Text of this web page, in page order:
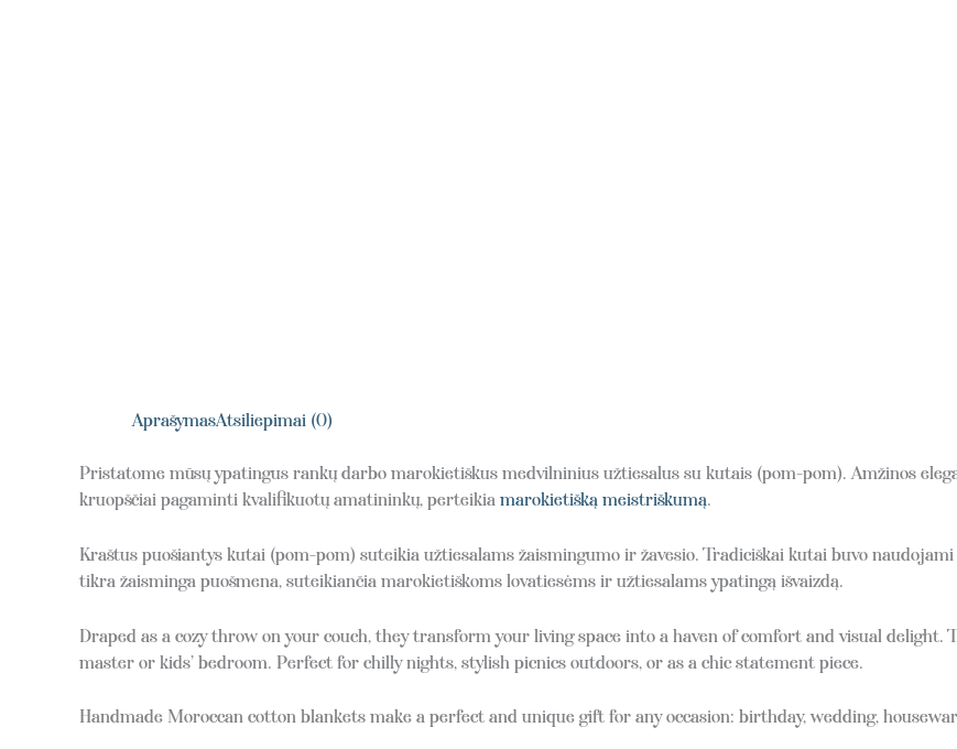
AprašymasAtsiliepimai (0)
Pristatome mūsų ypatingus rankų darbo marokietiškus medvilninius užtiesalus su kutais (pom-pom). Amžinos
kruopščiai pagaminti kvalifikuotų amatininkų, perteikia marokietišką meistriškumą.
Kraštus puošiantys kutai (pom-pom) suteikia užtiesalams žaismingumo ir žavesio. Tradiciškai kutai buvo
tikra žaisminga puošmena, suteikiančia marokietiškoms lovatiesėms ir užtiesalams ypatingą išvaizdą.
Draped as a cozy throw on your couch, they transform your living space into a haven of comfort and visual delight.
master or kids’ bedroom. Perfect for chilly nights, stylish picnics outdoors, or as a chic statement piece.
Handmade Moroccan cotton blankets make a perfect and unique gift for any occasion: birthday, wedding,